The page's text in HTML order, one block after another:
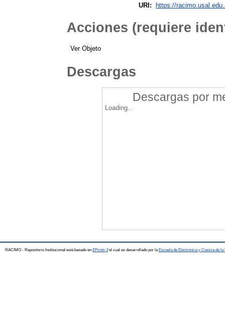
URI:
https://
Acciones (requiere
Ver Objeto
Descargas
Descargas por
Loading...
RACIMO - Repositorio Institucional está basado en EPrints 3el cual es desarrollado por la Escuela de Electrónica y Ciencia de la